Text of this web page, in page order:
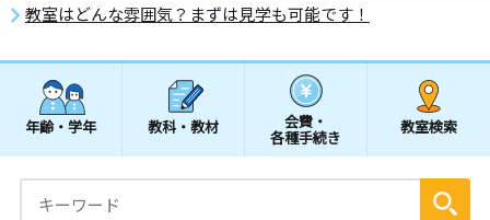
教室はどんな雰囲気？まずは見学も可能です！
年齢・学年 教科・教材 会費・
各種手続き
教室検索